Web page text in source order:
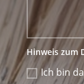
Hinweis zum
Ich bin